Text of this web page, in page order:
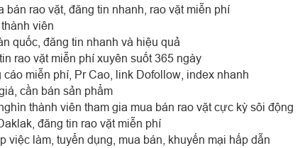
bán rao vặt, đăng tin nhanh, rao vặt miễn phí
viên
quốc, đăng tin nhanh và hiệu quả
rao vặt miễn phí xuyên suốt 365 ngày
miễn phí, Pr Cao, link Dofollow, index nhanh
cần bán sản phẩm
thành viên tham gia mua bán rao vặt cực kỳ sôi động
đăng tin rao vặt miễn phí
việc làm, tuyển dụng, mua bán, khuyến mại hấp dẫn